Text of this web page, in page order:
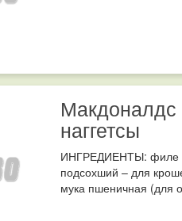
наггетсы
ИНГРЕДИЕНТЫ: филе
подсохший – для
мука пшеничная (для